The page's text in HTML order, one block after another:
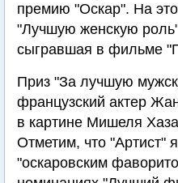
премию "Оскар". На
"Лучшую женскую
сыгравшая в фильме
Приз "За лучшую
французский актер
в картине Мишеля
Отметим, что "Артист"
"оскаровским